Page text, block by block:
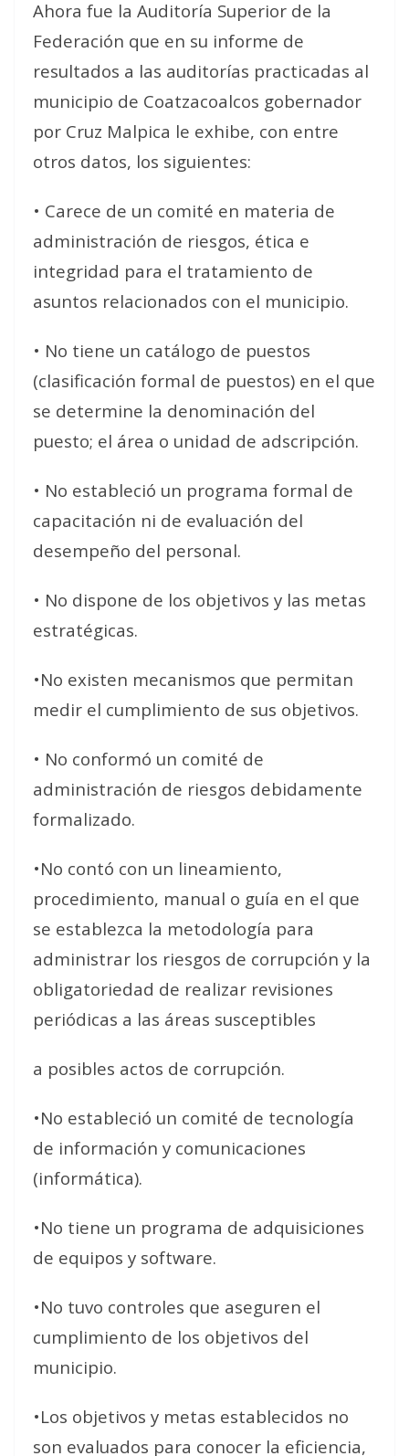
Ahora fue la Auditoría Superior de la
Federación que en su informe de
resultados a las auditorías practicadas al
municipio de Coatzacoalcos gobernador
por Cruz Malpica le exhibe, con entre
otros datos, los siguientes:
• Carece de un comité en materia de
administración de riesgos, ética e
integridad para el tratamiento de
asuntos relacionados con el municipio.
• No tiene un catálogo de puestos
(clasificación formal de puestos) en el que
se determine la denominación del
puesto; el área o unidad de adscripción.
• No estableció un programa formal de
capacitación ni de evaluación del
desempeño del personal.
• No dispone de los objetivos y las metas
estratégicas.
•No existen mecanismos que permitan
medir el cumplimiento de sus objetivos.
• No conformó un comité de
administración de riesgos debidamente
formalizado.
•No contó con un lineamiento,
procedimiento, manual o guía en el que
se establezca la metodología para
administrar los riesgos de corrupción y la
obligatoriedad de realizar revisiones
periódicas a las áreas susceptibles
a posibles actos de corrupción.
•No estableció un comité de tecnología
de información y comunicaciones
(informática).
•No tiene un programa de adquisiciones
de equipos y software.
•No tuvo controles que aseguren el
cumplimiento de los objetivos del
municipio.
•Los objetivos y metas establecidos no
son evaluados para conocer la eficiencia,